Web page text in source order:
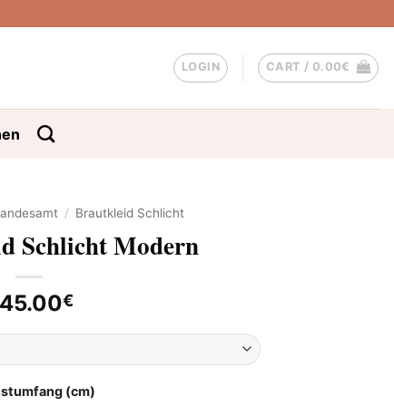
LOGIN CART / 0.00€
/ Brautkleid Schlicht
Schlicht Modern
€
(cm)